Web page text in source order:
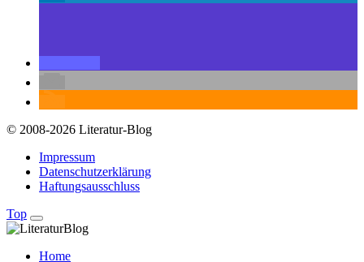
© 2008-2026 Literatur-Blog
Impressum
Datenschutzerklärung
Haftungsausschluss
Top
Home